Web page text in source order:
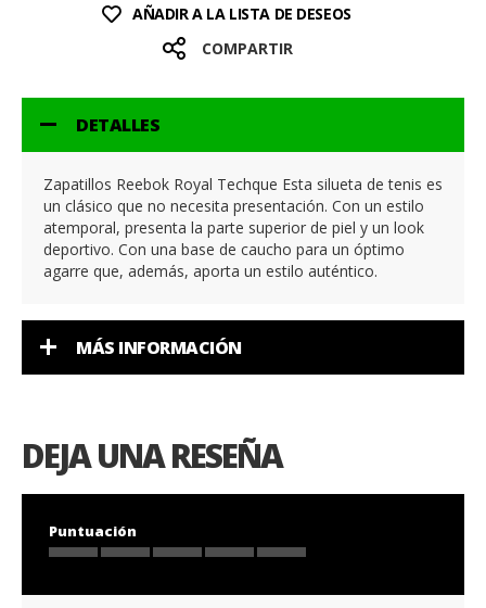
AÑADIR A LA LISTA DE DESEOS
COMPARTIR
DETALLES
Zapatillos Reebok Royal Techque Esta silueta de tenis es
un clásico que no necesita presentación. Con un estilo
atemporal, presenta la parte superior de piel y un look
deportivo. Con una base de caucho para un óptimo
agarre que, además, aporta un estilo auténtico.
MÁS INFORMACIÓN
DEJA UNA RESEÑA
Puntuación
star
stars
stars
stars
stars